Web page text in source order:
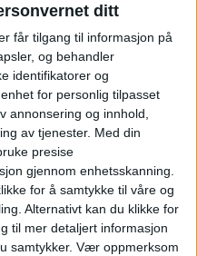
ditt
får tilgang til informasjon på
og behandler
identifikatorer og
for personlig tilpasset
annonsering og innhold,
av tjenester. Med din
presise
gjennom enhetsskanning.
for å samtykke til våre og
Alternativt kan du klikke for
til mer detaljert informasjon
samtykker. Vær oppmerksom
på
å sitte på
i Sør-
skinner